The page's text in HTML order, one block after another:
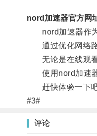
nord加速器官方网
nord加速器作为
通过优化网络路
无论是在线观看
使用nord加速器
赶快体验一下吧
#3#
评论